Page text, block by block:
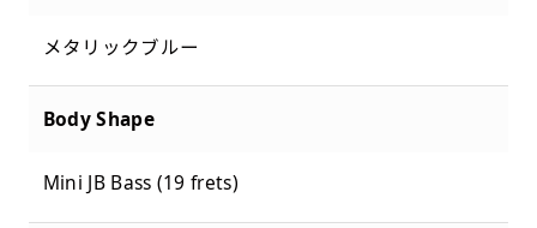
メタリックブルー
Body Shape
Mini JB Bass (19 frets)